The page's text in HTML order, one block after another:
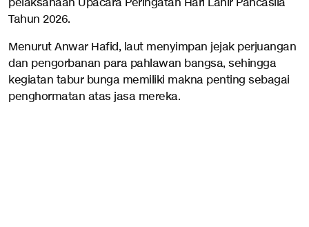
Tahun 2026.
Menurut Anwar Hafid, laut menyimpan jejak perjuangan
dan pengorbanan para pahlawan bangsa, sehingga
kegiatan tabur bunga memiliki makna penting sebagai
penghormatan atas jasa mereka.